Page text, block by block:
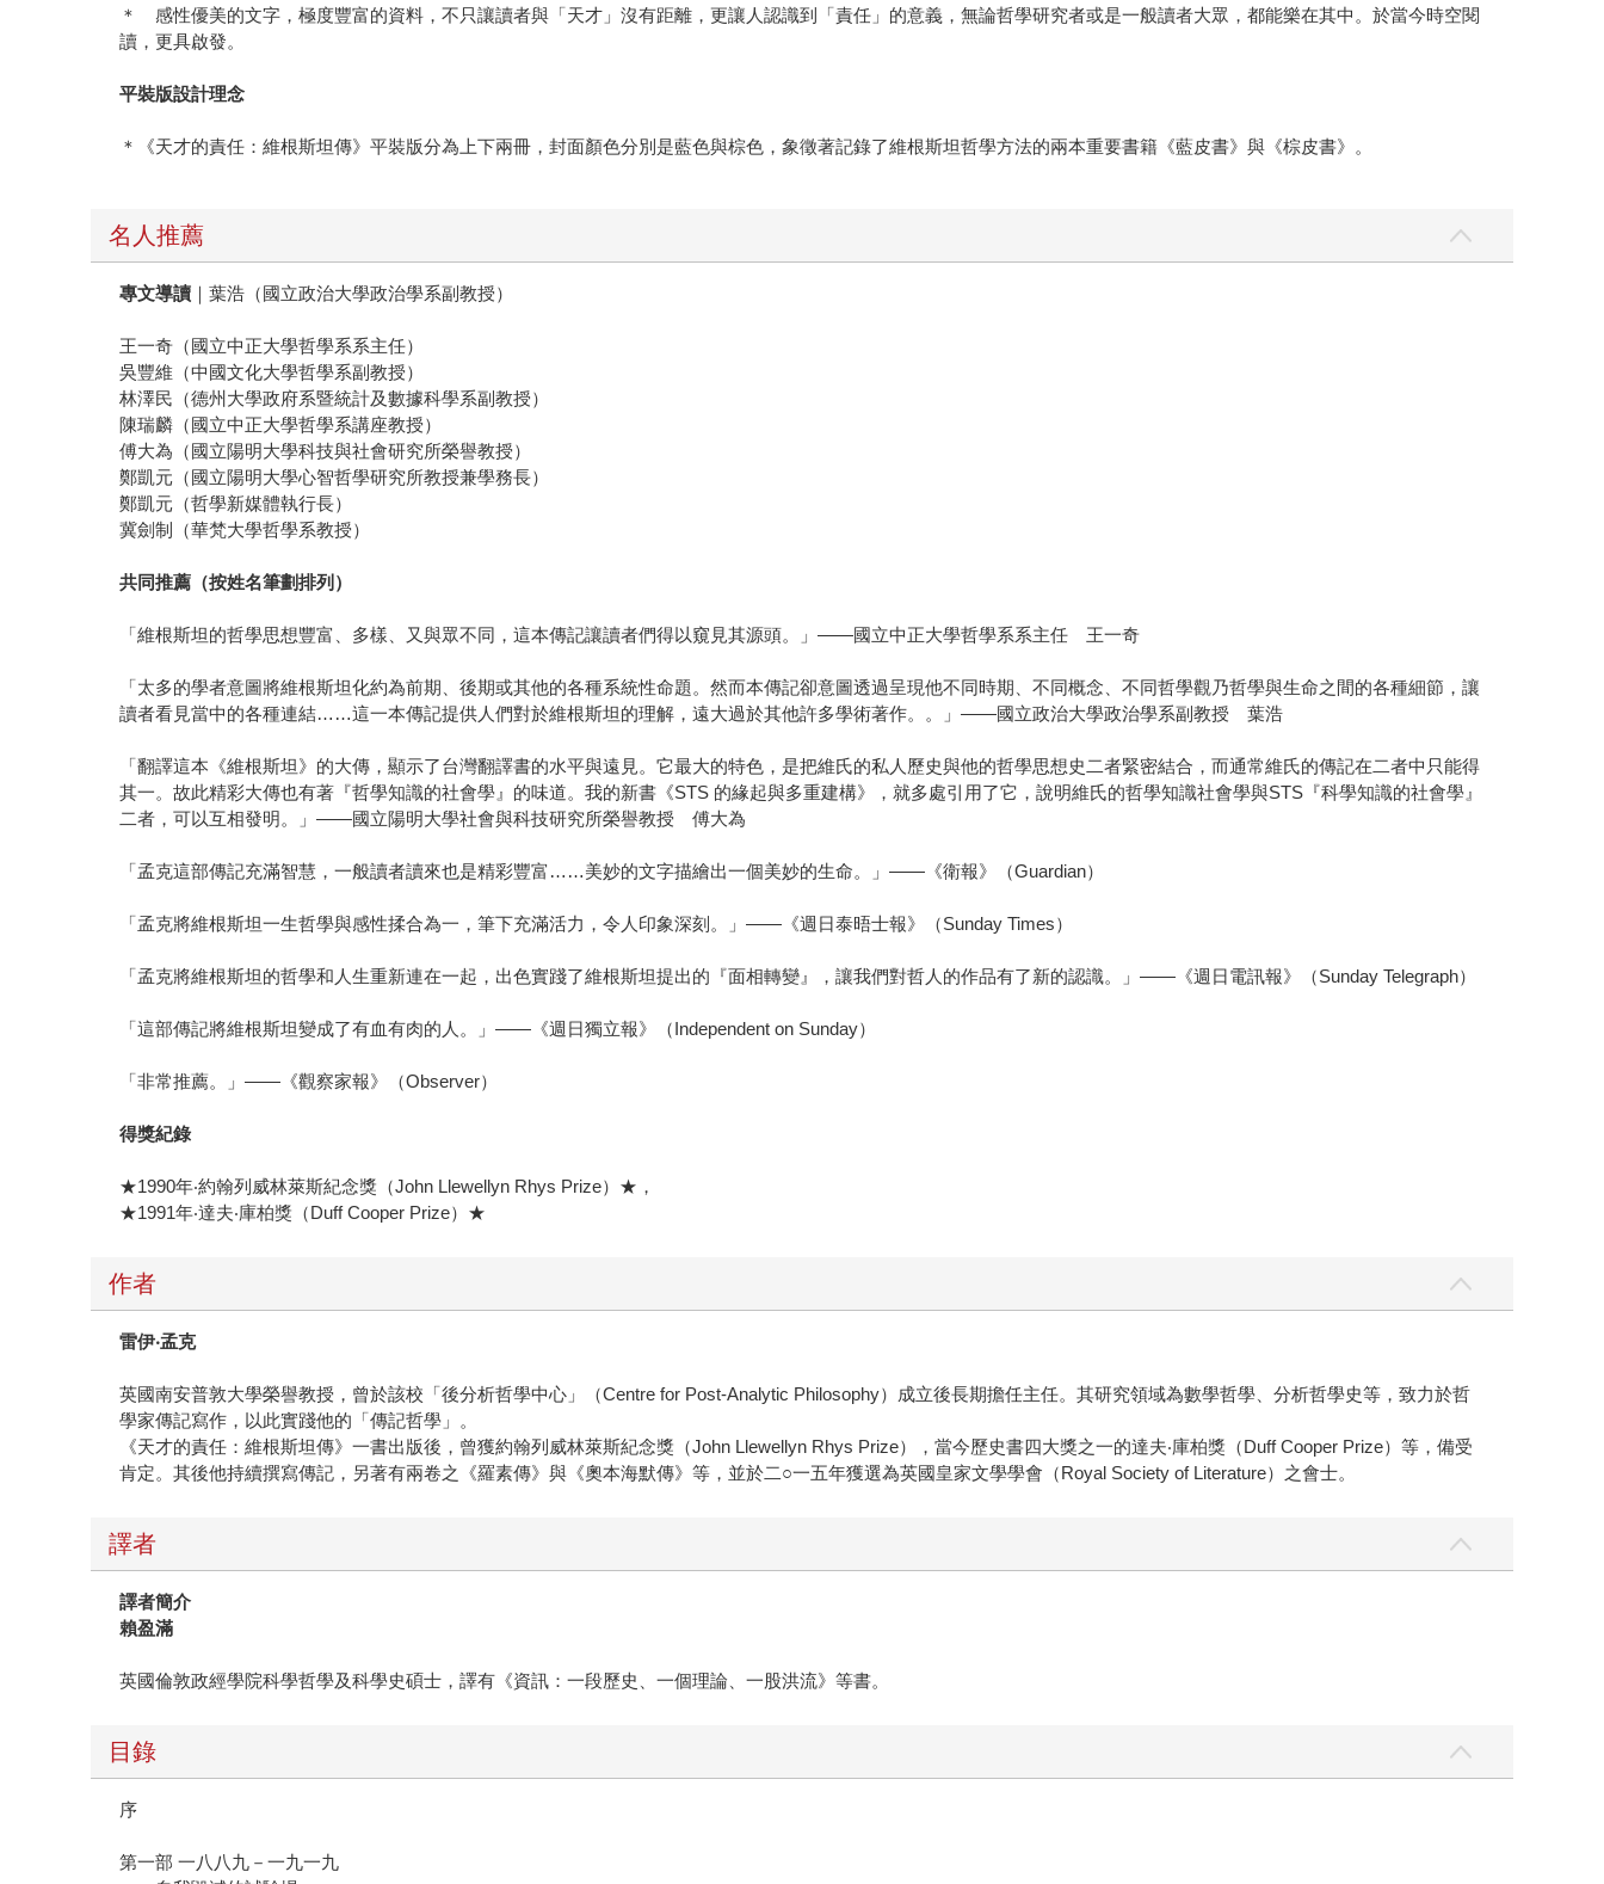
＊ 感性優美的文字，極度豐富的資料，不只讓讀者與「天才」沒有距離，更讓人認識到「責任」的意義，無論哲學研究者或是一般讀者大眾，都能樂在其中。於當今時空閱
讀，更具啟發。
平裝版設計理念
＊《天才的責任：維根斯坦傳》平裝版分為上下兩冊，封面顏色分別是藍色與棕色，象徵著記錄了維根斯坦哲學方法的兩本重要書籍《藍皮書》與《棕皮書》。
名人推薦
專文導讀 ｜葉浩（國立政治大學政治學系副教授）
王一奇（國立中正大學哲學系系主任）
吳豐維（中國文化大學哲學系副教授）
林澤民（德州大學政府系暨統計及數據科學系副教授）
陳瑞麟（國立中正大學哲學系講座教授）
傅大為（國立陽明大學科技與社會研究所榮譽教授）
鄭凱元（國立陽明大學心智哲學研究所教授兼學務長）
鄭凱元（哲學新媒體執行長）
冀劍制（華梵大學哲學系教授）
共同推薦（按姓名筆劃排列）
「維根斯坦的哲學思想豐富、多樣、又與眾不同，這本傳記讓讀者們得以窺見其源頭。」——國立中正大學哲學系系主任 王一奇
「太多的學者意圖將維根斯坦化約為前期、後期或其他的各種系統性命題。然而本傳記卻意圖透過呈現他不同時期、不同概念、不同哲學觀乃哲學與生命之間的各種細節，讓
讀者看見當中的各種連結……這一本傳記提供人們對於維根斯坦的理解，遠大過於其他許多學術著作。。」——國立政治大學政治學系副教授 葉浩
「翻譯這本《維根斯坦》的大傳，顯示了台灣翻譯書的水平與遠見。它最大的特色，是把維氏的私人歷史與他的哲學思想史二者緊密結合，而通常維氏的傳記在二者中只能得
其一。故此精彩大傳也有著『哲學知識的社會學』的味道。我的新書《STS 的緣起與多重建構》，就多處引用了它，說明維氏的哲學知識社會學與STS『科學知識的社會學』
二者，可以互相發明。」——國立陽明大學社會與科技研究所榮譽教授 傅大為
「孟克這部傳記充滿智慧，一般讀者讀來也是精彩豐富……美妙的文字描繪出一個美妙的生命。」——《衛報》（Guardian）
「孟克將維根斯坦一生哲學與感性揉合為一，筆下充滿活力，令人印象深刻。」——《週日泰晤士報》（Sunday Times）
「孟克將維根斯坦的哲學和人生重新連在一起，出色實踐了維根斯坦提出的『面相轉變』，讓我們對哲人的作品有了新的認識。」——《週日電訊報》（Sunday Telegraph）
「這部傳記將維根斯坦變成了有血有肉的人。」——《週日獨立報》（Independent on Sunday）
「非常推薦。」——《觀察家報》（Observer）
得獎紀錄
★1990年‧約翰列威林萊斯紀念獎（John Llewellyn Rhys Prize）★，
★1991年‧達夫‧庫柏獎（Duff Cooper Prize）★
作者
雷伊‧孟克
英國南安普敦大學榮譽教授，曾於該校「後分析哲學中心」（Centre for Post-Analytic Philosophy）成立後長期擔任主任。其研究領域為數學哲學、分析哲學史等，致力於哲
學家傳記寫作，以此實踐他的「傳記哲學」。
《天才的責任：維根斯坦傳》一書出版後，曾獲約翰列威林萊斯紀念獎（John Llewellyn Rhys Prize），當今歷史書四大獎之一的達夫‧庫柏獎（Duff Cooper Prize）等，備受
肯定。其後他持續撰寫傳記，另著有兩卷之《羅素傳》與《奧本海默傳》等，並於二○一五年獲選為英國皇家文學學會（Royal Society of Literature）之會士。
譯者
譯者簡介
賴盈滿
英國倫敦政經學院科學哲學及科學史碩士，譯有《資訊：一段歷史、一個理論、一股洪流》等書。
目錄
序
第一部 一八八九－一九一九